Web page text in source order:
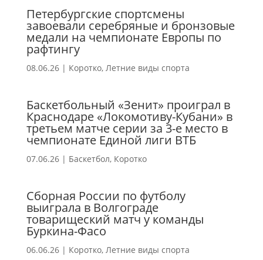
Петербургские спортсмены
завоевали серебряные и бронзовые
медали на чемпионате Европы по
рафтингу
08.06.26| Коротко, Летние виды спорта
Баскетбольный «Зенит» проиграл в
Краснодаре «Локомотиву-Кубани» в
третьем матче серии за 3-е место в
чемпионате Единой лиги ВТБ
07.06.26| Баскетбол, Коротко
Сборная России по футболу
выиграла в Волгограде
товарищеский матч у команды
Буркина-Фасо
06.06.26| Коротко, Летние виды спорта